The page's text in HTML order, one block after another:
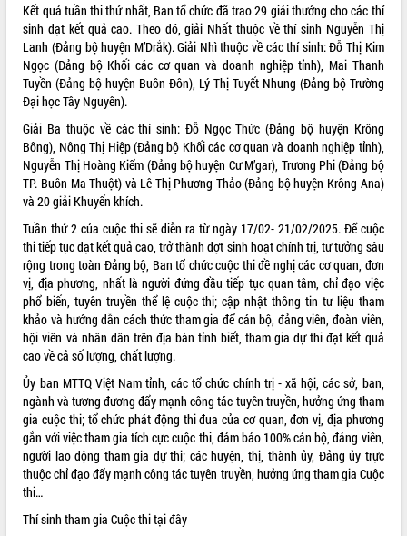
VIDEO
Khám bệnh, cấp phát thuốc miễn phí
và tặng quà người dân xã Cư Pui
Hội nghị UBND tỉnh Đắk Lắk thường kỳ
tháng 7/2026
Lễ truy tặng danh hiệu “Bà Mẹ Việt
Nam Anh hùng” và trao Huân chương
Lao động
UBND tỉnh Đắk Lắk triển khai nhiệm
vụ 6 tháng cuối năm 2026
Kỳ họp thứ Hai, Hội đồng nhân dân
tỉnh khóa XI quyết nghị nhiều nội dung
quan trọng
ALBUM ẢNH
Kết quả tuần thi thứ nhất, Ban tổ chức đã trao 29 giải thưởng cho các thí
sinh đạt kết quả cao. Theo đó, giải Nhất thuộc về thí sinh Nguyễn Thị
Lanh (Đảng bộ huyện M’Drắk). Giải Nhì thuộc về các thí sinh: Đỗ Thị Kim
Ngọc (Đảng bộ Khối các cơ quan và doanh nghiệp tỉnh), Mai Thanh
Tuyền (Đảng bộ huyện Buôn Đôn), Lý Thị Tuyết Nhung (Đảng bộ Trường
Đại học Tây Nguyên).
Giải Ba thuộc về các thí sinh: Đỗ Ngọc Thức (Đảng bộ huyện Krông
Bông), Nông Thị Hiệp (Đảng bộ Khối các cơ quan và doanh nghiệp tỉnh),
Nguyễn Thị Hoàng Kiểm (Đảng bộ huyện Cư M’gar), Trương Phi (Đảng bộ
TP. Buôn Ma Thuột) và Lê Thị Phương Thảo (Đảng bộ huyện Krông Ana)
và 20 giải Khuyến khích.
Tuần thứ 2 của cuộc thi sẽ diễn ra từ ngày 17/02- 21/02/2025. Để cuộc
thi tiếp tục đạt kết quả cao, trở thành đợt sinh hoạt chính trị, tư tưởng sâu
rộng trong toàn Đảng bộ, Ban tổ chức cuộc thi đề nghị các cơ quan, đơn
vị, địa phương, nhất là người đứng đầu tiếp tục quan tâm, chỉ đạo việc
phổ biến, tuyên truyền thể lệ cuộc thi; cập nhật thông tin tư liệu tham
khảo và hướng dẫn cách thức tham gia để cán bộ, đảng viên, đoàn viên,
hội viên và nhân dân trên địa bàn tỉnh biết, tham gia dự thi đạt kết quả
cao về cả số lượng, chất lượng.
Ủy ban MTTQ Việt Nam tỉnh, các tổ chức chính trị - xã hội, các sở, ban,
ngành và tương đương đẩy mạnh công tác tuyên truyền, hưởng ứng tham
gia cuộc thi; tổ chức phát động thi đua của cơ quan, đơn vị, địa phương
gắn với việc tham gia tích cực cuộc thi, đảm bảo 100% cán bộ, đảng viên,
người lao động tham gia dự thi; các huyện, thị, thành ủy, Đảng ủy trực
thuộc chỉ đạo đẩy mạnh công tác tuyên truyền, hưởng ứng tham gia Cuộc
thi…
Thí sinh tham gia Cuộc thi tạiđây